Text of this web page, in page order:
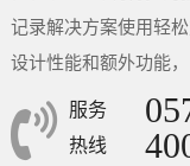
记录解决方案使用轻
设计性能和额外功能，
服务
热线